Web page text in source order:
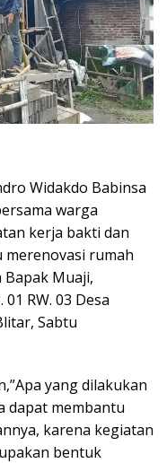
Widakdo Babinsa
warga
kerja bakti dan
rumah
Muaji,
RW. 03 Desa
Sabtu
yang dilakukan
dapat membantu
karena kegiatan
bentuk